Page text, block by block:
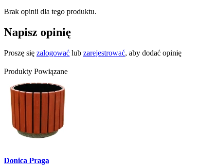
Brak opinii dla tego produktu.
Napisz opinię
Proszę się zalogować lub zarejestrować, aby dodać opinię
Produkty Powiązane
Donica Praga